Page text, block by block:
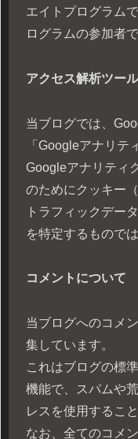
エイトプログラム
ログラムの参加者で
アクセス解析ツー
当ブログでは、
「Googleアナリテ
Googleアナリティ
のためにクッキー
トラフィックデー
を特定するもので
コメントについて
当ブログへのコメ
集しています。
これはブログの標
機能で、スパムや
レスを使用するこ
なお、全てのコメ